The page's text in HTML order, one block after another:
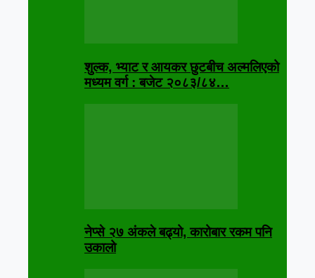
शुल्क, भ्याट र आयकर छुटबीच अल्मलिएको
मध्यम वर्ग : बजेट २०८३/८४…
नेप्से २७ अंकले बढ्यो, कारोबार रकम पनि
उकालो